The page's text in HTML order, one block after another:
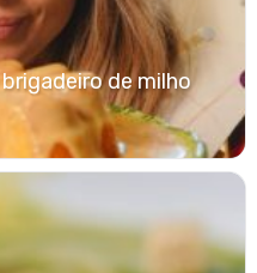
de milho